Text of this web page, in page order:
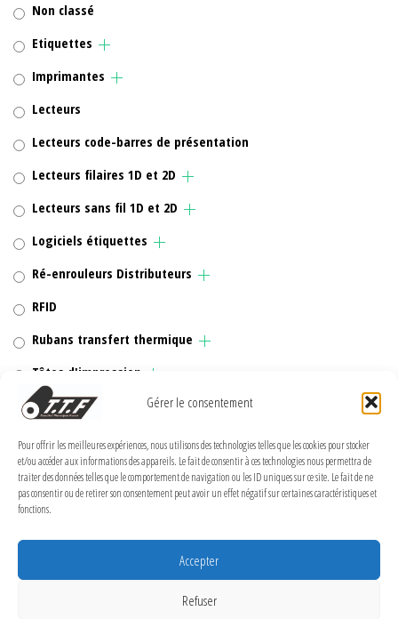
Gérer le consentement
Pour offrir les meilleures expériences, nous utilisons des technologies telles que les cookies pour stocker
et/ou accéder aux informations des appareils. Le fait de consentir à ces technologies nous permettra de
traiter des données telles que le comportement de navigation ou les ID uniques sur ce site. Le fait de ne
pas consentir ou de retirer son consentement peut avoir un effet négatif sur certaines caractéristiques et
fonctions.
Accepter
Refuser
Non classé
Etiquettes
Imprimantes
Lecteurs
Lecteurs code-barres de présentation
Lecteurs filaires 1D et 2D
Lecteurs sans fil 1D et 2D
Logiciels étiquettes
Ré-enrouleurs Distributeurs
RFID
Rubans transfert thermique
Têtes d'impression
MENTIONS LÉGALES
Politique de confidentialité
Conditions Générales de Vente